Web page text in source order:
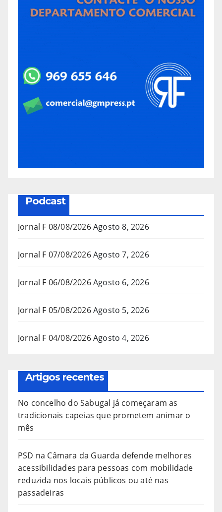
Podcast
Jornal F 08/08/2026Agosto 8, 2026
Jornal F 07/08/2026Agosto 7, 2026
Jornal F 06/08/2026Agosto 6, 2026
Jornal F 05/08/2026Agosto 5, 2026
Jornal F 04/08/2026Agosto 4, 2026
Artigos recentes
No concelho do Sabugal já começaram as
tradicionais capeias que prometem animar o
mês
PSD na Câmara da Guarda defende melhores
acessibilidades para pessoas com mobilidade
reduzida nos locais públicos ou até nas
passadeiras